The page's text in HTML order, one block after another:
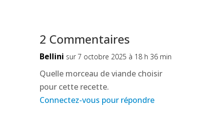
2 Commentaires
Bellini sur 7 octobre 2025 à 18 h 36 min
Quelle morceau de viande choisir
pour cette recette.
Connectez-vous pour répondre